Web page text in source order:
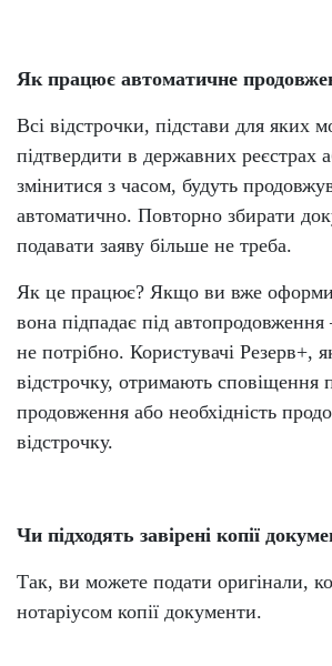
Як працює автоматичне
Всі відстрочки, підстави для яких
підтвердити в державних реєстрах
змінитися з часом, будуть
автоматично. Повторно збирати
подавати заяву більше не треба.
Як це працює? Якщо ви вже
вона підпадає під
не потрібно. Користувачі Резерв+,
відстрочку, отримають сповіщення
продовження або необхідність
відстрочку.
Чи підходять завірені копії
Так, ви можете подати оригінали,
нотаріусом копії документи.